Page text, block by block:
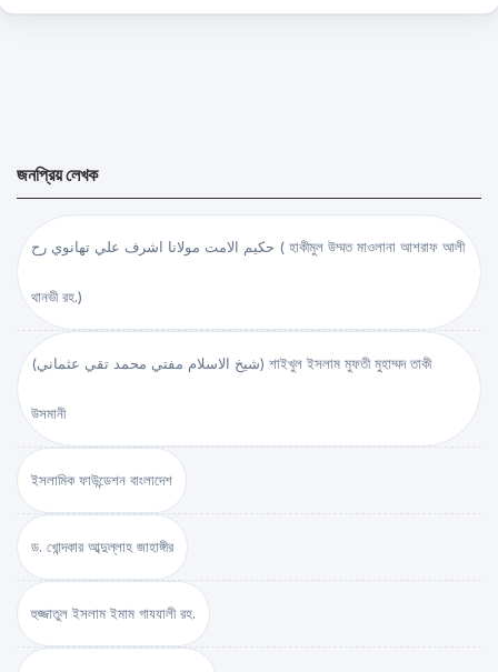
জনপ্রিয় লেখক
حكيم الامت مولانا اشرف علي تهانوي رح ( হাকীমুল উম্মত মাওলানা আশরাফ আলী
থানভী রহ.)
(شيخ الاسلام مفتي محمد تقي عثماني) শাইখুল ইসলাম মুফতী মুহাম্মদ তাকী
উসমানী
ইসলামিক ফাউন্ডেশন বাংলাদেশ
ড. খোন্দকার আব্দুল্লাহ জাহাঙ্গীর
হুজ্জাতুল ইসলাম ইমাম গাযযালী রহ.